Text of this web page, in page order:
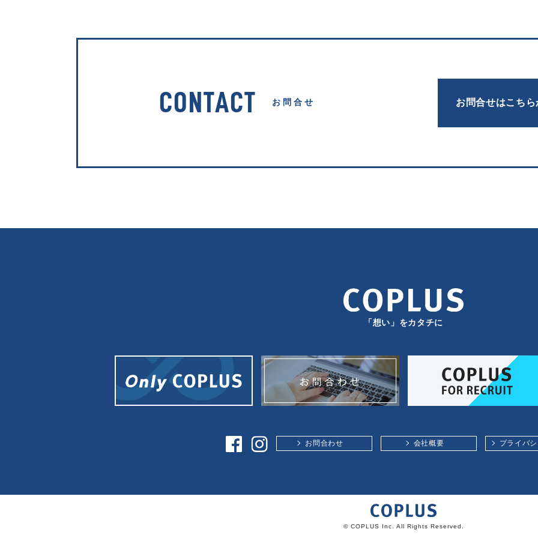
CONTACT お問合せ お問合せはこちら
「想い」をカタチに
お問合わせ 会社概要 プライバ
© COPLUS Inc. All Rights Reserved.